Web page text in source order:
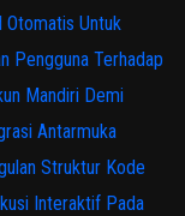
Otomatis Untuk
Pengguna Terhadap
Mandiri Demi
Antarmuka
Struktur Kode
Interaktif Pada